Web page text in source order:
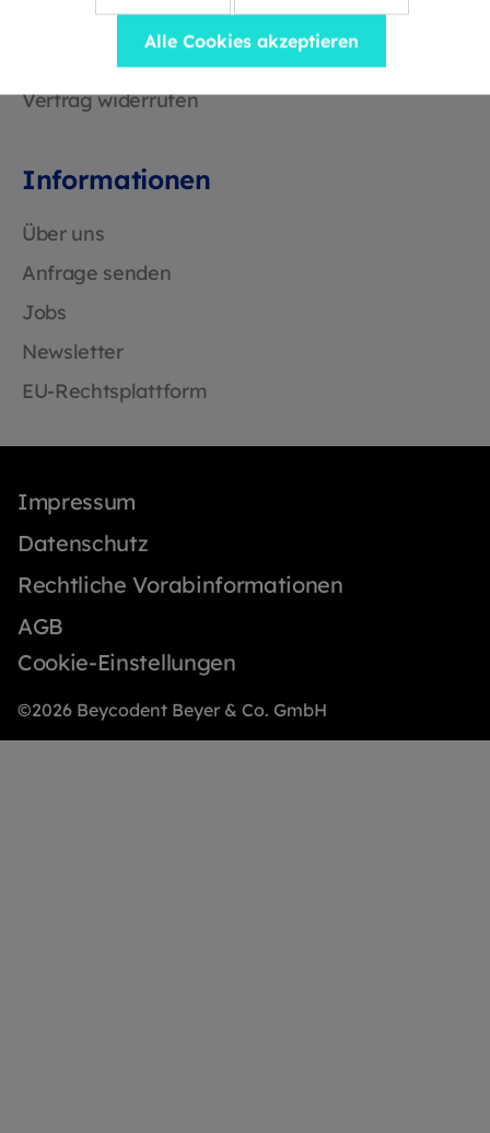
Widerrufsrecht
Downloads
Vertrag widerrufen
Informationen
Über uns
Anfrage senden
Jobs
Newsletter
EU-Rechtsplattform
Impressum
Datenschutz
Rechtliche Vorabinformationen
AGB
Cookie-Einstellungen
©2026 Beycodent Beyer & Co. GmbH
Alle Cookies akzeptieren